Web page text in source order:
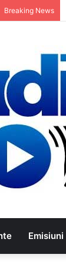
Breaking News
Emisiuni